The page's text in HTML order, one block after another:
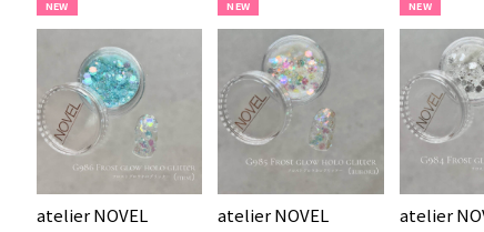
NEW
atelier NOVEL
NEW
atelier NOVEL
NEW
atelier